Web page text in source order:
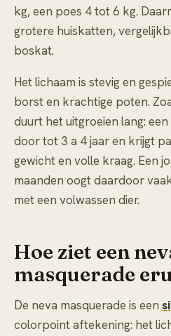
kg, een poes 4 tot 6 kg.
grotere huiskatten,
boskat.
Het lichaam is stevig en
borst en krachtige poten.
duurt het uitgroeien lang:
door tot 3 a 4 jaar en krijgt
gewicht en volle kraag. Een
maanden oogt daardoor
met een volwassen dier.
Hoe ziet een
masquerade
De neva masquerade is een
colorpoint aftekening: het